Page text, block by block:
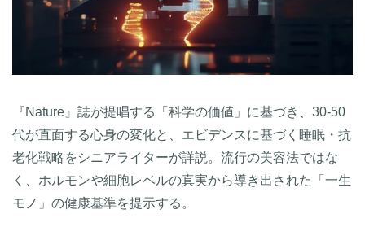
『Nature』誌が提唱する「科学の価値」に基づき、30-50
代が直面する心身の変化と、エビデンスに基づく睡眠・抗
老化戦略をシニアライターが詳説。流行の美容法ではな
く、ホルモンや細胞レベルの真実から導き出された「一生
モノ」の健康基準を提示する。